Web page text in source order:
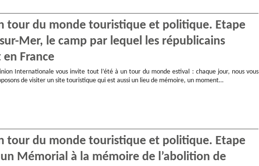
tour du monde touristique et politique. Etape
Mer, le camp par lequel les républicains
France
Internationale vous invite tout l’été à un tour du monde estival : chaque jour, nous vous
de visiter un site touristique qui est aussi un lieu de mémoire, un moment…
tour du monde touristique et politique. Etape
Mémorial à la mémoire de l’abolition de